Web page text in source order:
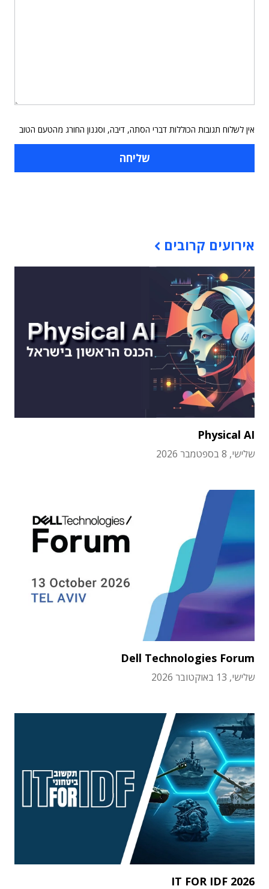
אין לשלוח תגובות הכוללות דברי הסתה, דיבה, וסגנון החורג מהטעם הטוב
אירועים קרובים
Physical AI
שלישי, 8 בספטמבר 2026
Dell Technologies Forum
שלישי, 13 באוקטובר 2026
IT FOR IDF 2026